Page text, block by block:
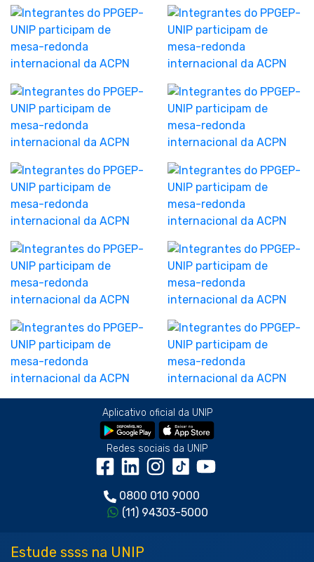
Aplicativo oficial da UNIP
Redes sociais da UNIP
0800 010 9000
(11) 94303-5000
Estude ssss na UNIP